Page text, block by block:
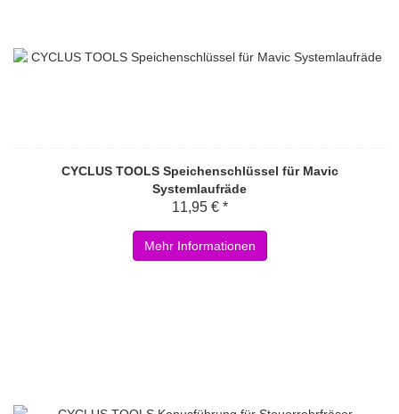
CYCLUS TOOLS Speichenschlüssel für Mavic
Systemlaufräde
11,95 € *
Mehr Informationen